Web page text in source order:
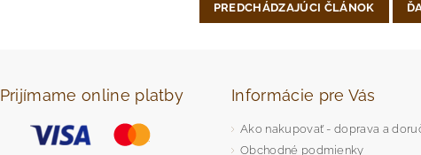
PREDCHÁDZAJÚCI ČLÁNOK
Prijímame online platby Informácie pre Vás
Ako nakupovať - doprava a
Obchodné podmienky